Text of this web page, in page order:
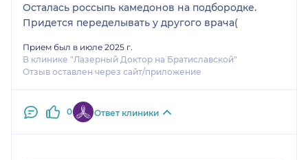
Осталась россыпь камедонов на подбородке.
Придется переделывать у другого врача(
Прием был в июле 2025 г.
В клинике "Лазерный Доктор на Братиславской"
Отзыв оставлен через сайт/приложение
0 Ответ клиники